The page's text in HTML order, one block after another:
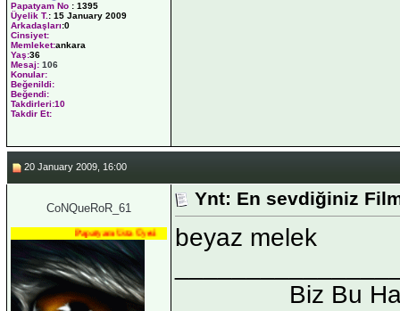
Papatyam No : 1395
Üyelik T.: 15 January 2009
Arkadaşları:0
Cinsiyet:
Memleket:ankara
Yaş:36
Mesaj: 106
Konular:
Beğenildi:
Beğendi:
Takdirleri:10
Takdir Et:
20 January 2009, 16:00
CoNQueRoR_61
Papatyam Usta Üyesi
Ynt: En sevdiğiniz
beyaz melek
Biz Bu